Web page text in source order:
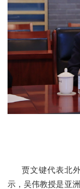
贾文键代表北
示，吴伟教授是亚